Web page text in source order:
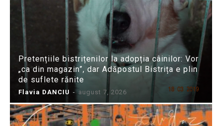
Pretențiile bistrițenilor la adopția câinilor: Vor
„ca din magazin”, dar Adăpostul Bistrița e plin
de suflete rănite
Flavia DANCIU - august 7, 2026